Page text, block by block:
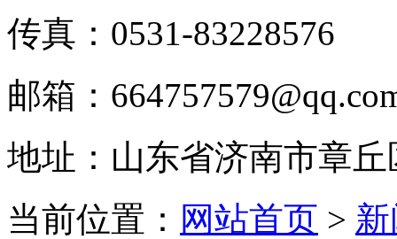
传真：0531-83228576
邮箱：
地址：山东省济南市章丘
当前位置： 网站首页 >